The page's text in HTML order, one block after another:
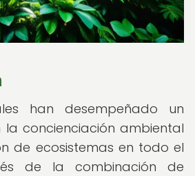
han desempeñado un
concienciación ambiental
de ecosistemas en todo el
de la combinación de